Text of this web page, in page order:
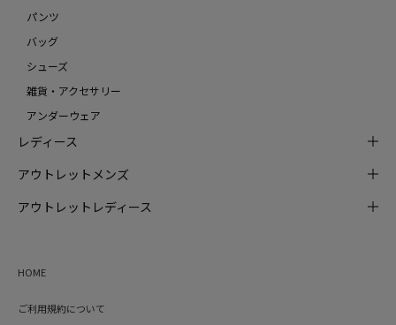
パンツ
バッグ
シューズ
雑貨・アクセサリー
アンダーウェア
レディース
アウトレットメンズ
アウトレットレディース
HOME
ご利用規約について